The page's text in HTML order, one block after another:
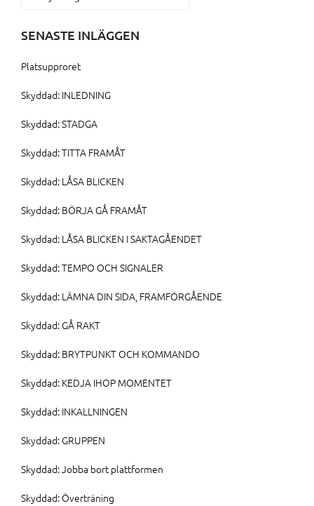
SENASTE INLÄGGEN
Platsupproret
Skyddad: INLEDNING
Skyddad: STADGA
Skyddad: TITTA FRAMÅT
Skyddad: LÅSA BLICKEN
Skyddad: BÖRJA GÅ FRAMÅT
Skyddad: LÅSA BLICKEN I SAKTAGÅENDET
Skyddad: TEMPO OCH SIGNALER
Skyddad: LÄMNA DIN SIDA, FRAMFÖRGÅENDE
Skyddad: GÅ RAKT
Skyddad: BRYTPUNKT OCH KOMMANDO
Skyddad: KEDJA IHOP MOMENTET
Skyddad: INKALLNINGEN
Skyddad: GRUPPEN
Skyddad: Jobba bort plattformen
Skyddad: Överträning